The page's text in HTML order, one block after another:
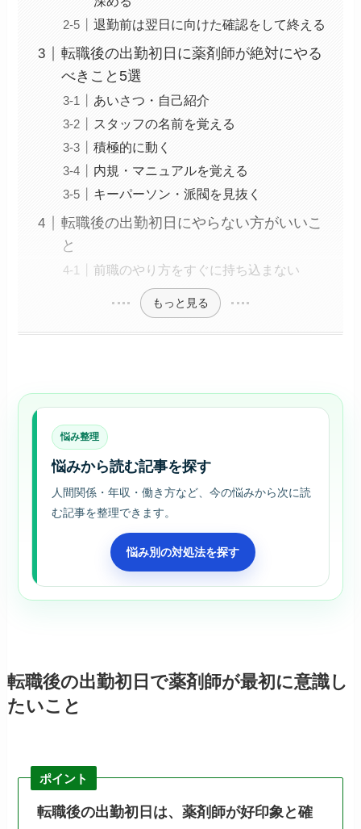
退勤前は翌日に向けた確認をして終える
転職後の出勤初日に薬剤師が絶対にやる
べきこと5選
あいさつ・自己紹介
スタッフの名前を覚える
積極的に動く
内規・マニュアルを覚える
キーパーソン・派閥を見抜く
転職後の出勤初日にやらない方がいいこ
と
前職のやり方をすぐに持ち込まない
もっと見る
悩み整理
悩みから読む記事を探す
人間関係・年収・働き方など、今の悩みから次に読
む記事を整理できます。
悩み別の対処法を探す
転職後の出勤初日で薬剤師が最初に意識し
たいこと
ポイント
転職後の出勤初日は、薬剤師が好印象と確